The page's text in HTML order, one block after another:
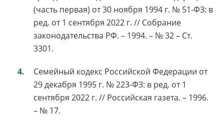
(часть первая) от 30 ноября 1994 г. № 51-ФЗ: в
ред. от 1 сентября 2022 г. // Собрание
законодательства РФ. – 1994. – № 32 – Ст.
3301.
Семейный кодекс Российской Федерации от
29 декабря 1995 г. № 223-ФЗ: в ред. от 1
сентября 2022 г. // Российская газета. – 1996.
– № 17.